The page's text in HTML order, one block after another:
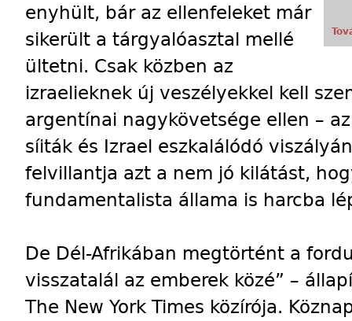
enyhült, bár az ellenfeleket már
sikerült a tárgyalóasztal mellé
ültetni. Csak közben az
izraelieknek új veszélyekkel kell
argentínai nagykövetsége ellen –
síiták és Izrael eszkalálódó
felvillantja azt a nem jó kilátást,
fundamentalista állama is harcba
De Dél-Afrikában megtörtént a
visszatalál az emberek közé” –
The New York Times közírója.